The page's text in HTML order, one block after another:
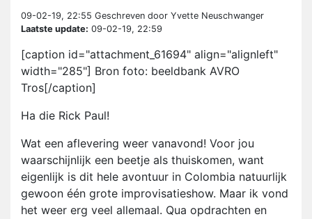
09-02-19, 22:55 Geschreven door Yvette Neuschwanger
Laatste update: 09-02-19, 22:59
[caption id="attachment_61694" align="alignleft"
width="285"] Bron foto: beeldbank AVRO
Tros[/caption]
Ha die Rick Paul!
Wat een aflevering weer vanavond! Voor jou
waarschijnlijk een beetje als thuiskomen, want
eigenlijk is dit hele avontuur in Colombia natuurlijk
gewoon één grote improvisatieshow. Maar ik vond
het weer erg veel allemaal. Qua opdrachten en